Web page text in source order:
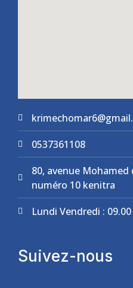
0537361108
80, avenue
numéro 10 kenitra
Lundi Vendredi :
Suivez-nous